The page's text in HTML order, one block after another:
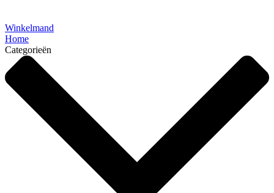
Winkelmand
Home
Categorieën